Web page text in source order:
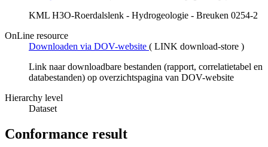
KML H3O-Roerdalslenk - Hydrogeologie - Breuken 0254-2
OnLine resource
Downloaden via DOV-website ( LINK download-store )
Link naar downloadbare bestanden (rapport, correlatietabel en
databestanden) op overzichtspagina van DOV-website
Hierarchy level
Dataset
Conformance result